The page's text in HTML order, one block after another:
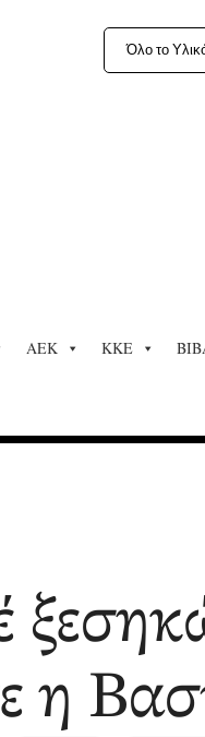
Όλο το
ΑΕΚ ΚΚΕ
η